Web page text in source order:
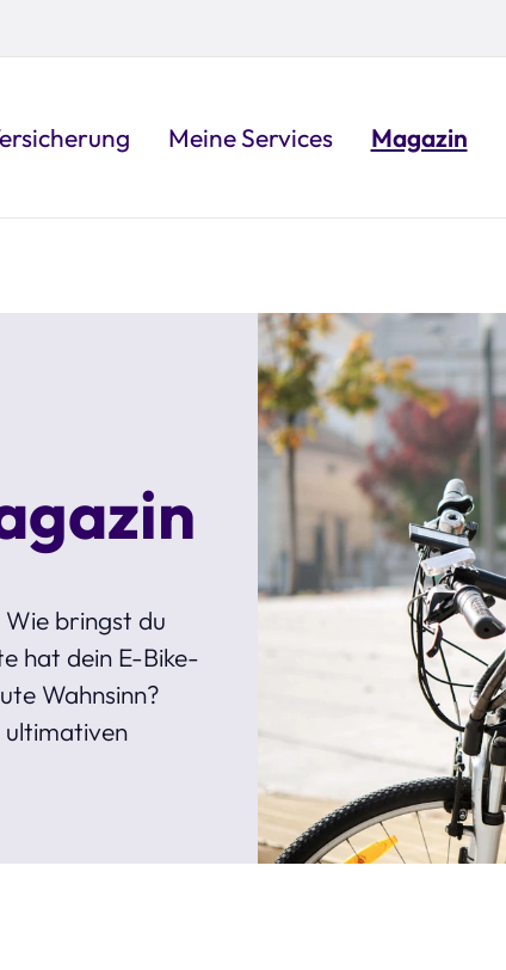
Meine Services Magazin
bringst du
hat dein E-Bike-
Wahnsinn?
ultimativen